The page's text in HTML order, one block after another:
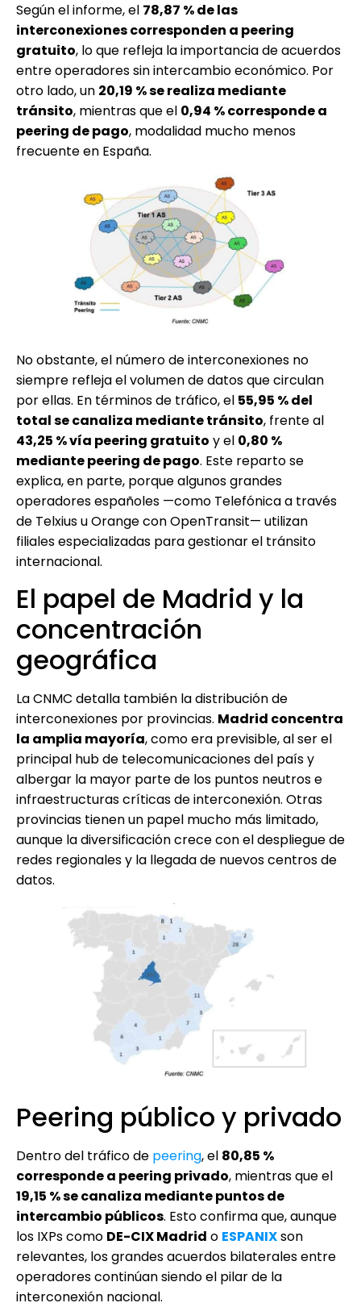
Según el informe, el 78,87 % de las
interconexiones corresponden a peering
gratuito, lo que refleja la importancia de acuerdos
entre operadores sin intercambio económico. Por
otro lado, un 20,19 % se realiza mediante
tránsito, mientras que el 0,94 % corresponde a
peering de pago, modalidad mucho menos
frecuente en España.
No obstante, el número de interconexiones no
siempre refleja el volumen de datos que circulan
por ellas. En términos de tráfico, el 55,95 % del
total se canaliza mediante tránsito, frente al
43,25 % vía peering gratuito y el 0,80 %
mediante peering de pago. Este reparto se
explica, en parte, porque algunos grandes
operadores españoles —como Telefónica a través
de Telxius u Orange con OpenTransit— utilizan
filiales especializadas para gestionar el tránsito
internacional.
El papel de Madrid y la
concentración
geográfica
La CNMC detalla también la distribución de
interconexiones por provincias. Madrid concentra
la amplia mayoría, como era previsible, al ser el
principal hub de telecomunicaciones del país y
albergar la mayor parte de los puntos neutros e
infraestructuras críticas de interconexión. Otras
provincias tienen un papel mucho más limitado,
aunque la diversificación crece con el despliegue de
redes regionales y la llegada de nuevos centros de
datos.
Peering público y privado
Dentro del tráfico de peering, el 80,85 %
corresponde a peering privado, mientras que el
19,15 % se canaliza mediante puntos de
intercambio públicos. Esto confirma que, aunque
los IXPs como DE-CIX Madrid o ESPANIXson
relevantes, los grandes acuerdos bilaterales entre
operadores continúan siendo el pilar de la
interconexión nacional.